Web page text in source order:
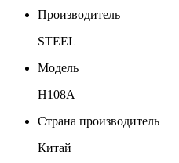
Производитель
STEEL
Модель
Н108А
Страна производитель
Китай